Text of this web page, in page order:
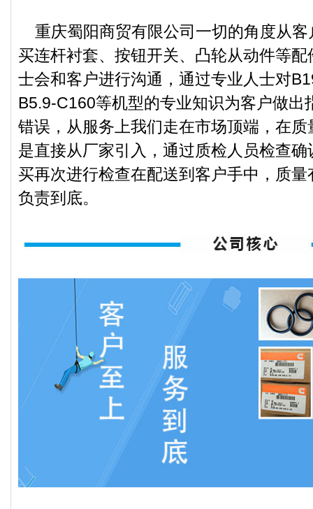
重庆蜀阳商贸有限公司一切的角度从客
买连杆衬套、按钮开关、凸轮从动件等
士会和客户进行沟通，通过专业人士对
B5.9-C160等机型的专业知识为客户做出
错误，从服务上我们走在市场顶端，在
是直接从厂家引入，通过质检人员检查
买再次进行检查在配送到客户手中，质
负责到底。